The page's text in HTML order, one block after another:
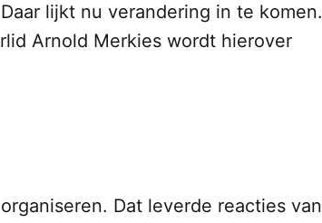
lijkt nu verandering in te komen.
Arnold Merkies wordt hierover
Dat leverde reacties van